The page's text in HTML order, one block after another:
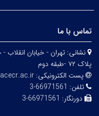
تماس با ما
نشانی: تهران - خیابان انقلاب
پلاک ۷۲ -طبقه دوم
پست الکترونیکی:
تلفن: 66971561-3
دورنگار: 66971561-3